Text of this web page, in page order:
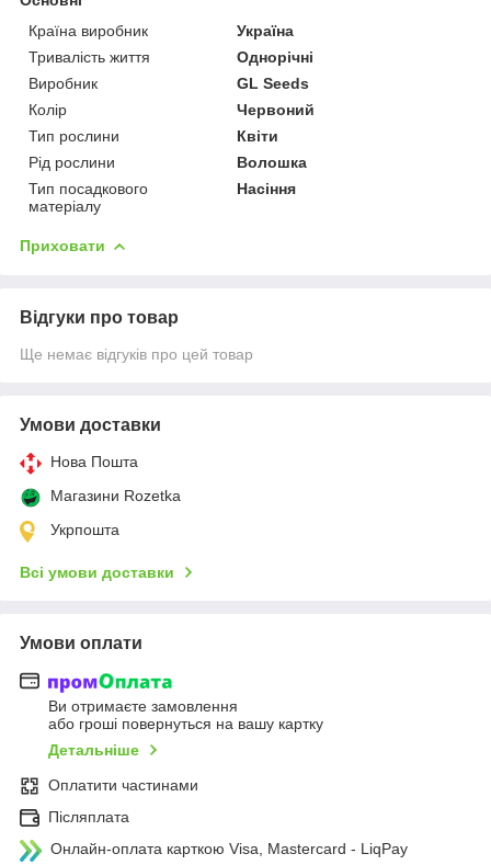
Країна виробник
Україна
Тривалість життя
Однорічні
Виробник
GL Seeds
Колір
Червоний
Тип рослини
Квіти
Рід рослини
Волошка
Тип посадкового
матеріалу
Насіння
Приховати
Відгуки про товар
Ще немає відгуків про цей товар
Умови доставки
Нова Пошта
Магазини Rozetka
Укрпошта
Всі умови доставки
Умови оплати
Ви отримаєте замовлення
або гроші повернуться на вашу картку
Детальніше
Оплатити частинами
Післяплата
Онлайн-оплата карткою Visa, Mastercard - LiqPay